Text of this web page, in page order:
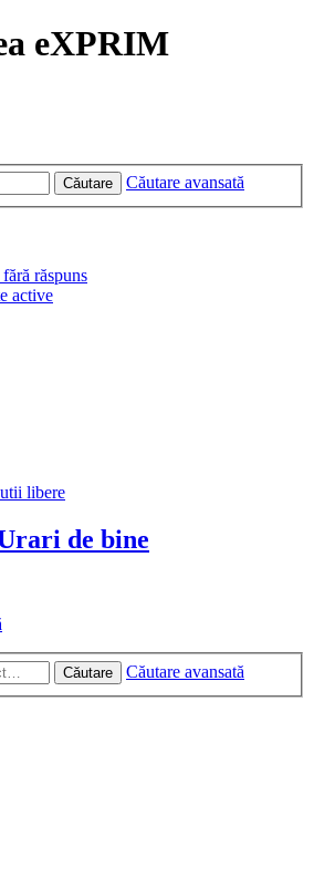
eXPRIM
Căutare Căutare avansată
răspuns
active
libere
de bine
Căutare
Căutare avansată